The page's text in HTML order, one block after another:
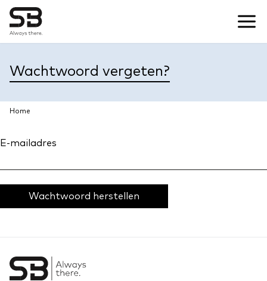
Wachtwoord vergeten?
Home
E-mailadres
Wachtwoord herstellen